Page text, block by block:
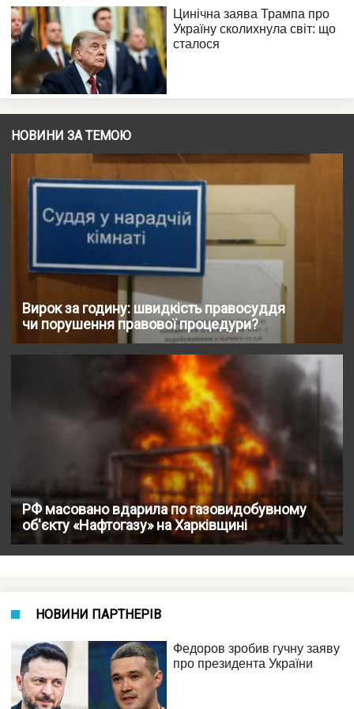
НОВИНИ ЗА ТЕМОЮ
Вирок за годину: швидкість правосуддя
чи порушення правової процедури?
РФ масовано вдарила по газовидобувному
об'єкту «Нафтогазу» на Харківщині
НОВИНИ ПАРТНЕРІВ